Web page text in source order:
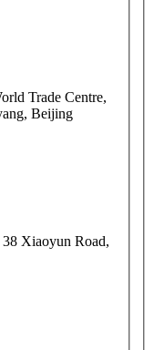
Trade Centre,
Beijing
Xiaoyun Road,